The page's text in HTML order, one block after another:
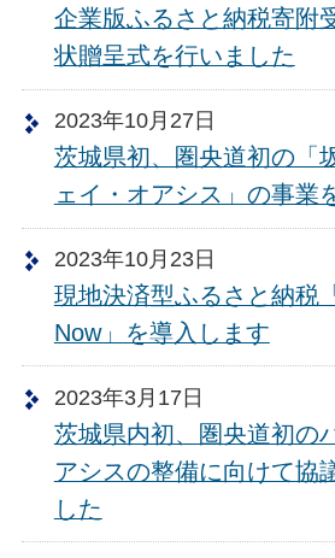
企業版ふるさと納税寄附
状贈呈式を行いました
2023年10月27日
茨城県初、圏央道初の「
ェイ・オアシス」の事業
2023年10月23日
現地決済型ふるさと納税
Now」を導入します
2023年3月17日
茨城県内初、圏央道初の
アシスの整備に向けて協
した